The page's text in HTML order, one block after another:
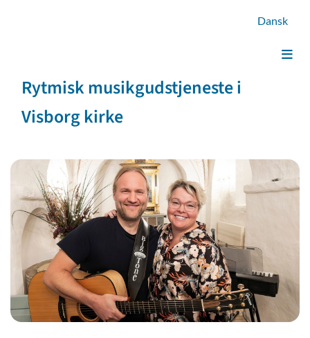
Dansk
Rytmisk musikgudstjeneste i
Visborg kirke